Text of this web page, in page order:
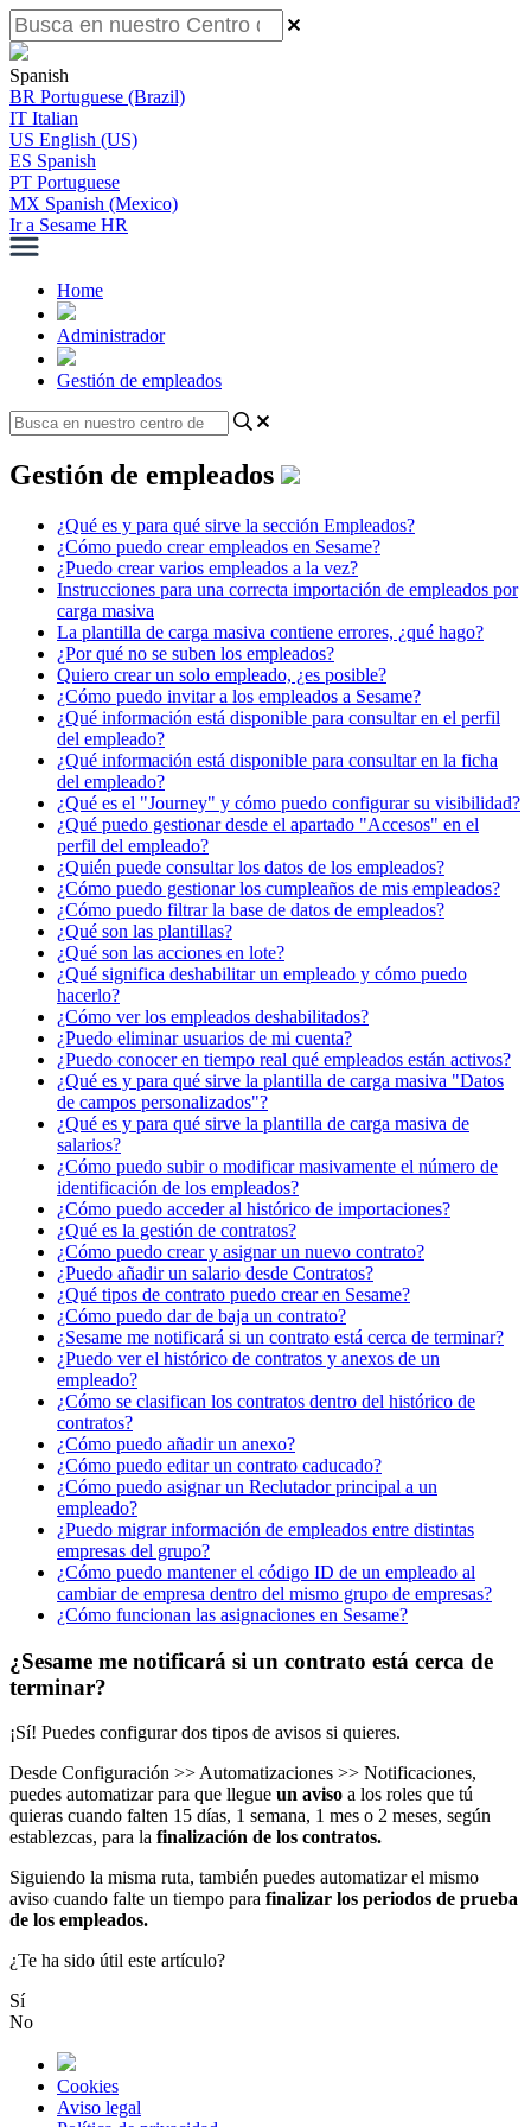
Spanish
BR Portuguese (Brazil)
IT Italian
US English (US)
ES Spanish
PT Portuguese
MX Spanish (Mexico)
Ir a Sesame HR
Home
Administrador
Gestión de empleados
Gestión de empleados
¿Qué es y para qué sirve la sección Empleados?
¿Cómo puedo crear empleados en Sesame?
¿Puedo crear varios empleados a la vez?
Instrucciones para una correcta importación de empleados por
carga masiva
La plantilla de carga masiva contiene errores, ¿qué hago?
¿Por qué no se suben los empleados?
Quiero crear un solo empleado, ¿es posible?
¿Cómo puedo invitar a los empleados a Sesame?
¿Qué información está disponible para consultar en el perfil
del empleado?
¿Qué información está disponible para consultar en la ficha
del empleado?
¿Qué es el "Journey" y cómo puedo configurar su visibilidad?
¿Qué puedo gestionar desde el apartado "Accesos" en el
perfil del empleado?
¿Quién puede consultar los datos de los empleados?
¿Cómo puedo gestionar los cumpleaños de mis empleados?
¿Cómo puedo filtrar la base de datos de empleados?
¿Qué son las plantillas?
¿Qué son las acciones en lote?
¿Qué significa deshabilitar un empleado y cómo puedo
hacerlo?
¿Cómo ver los empleados deshabilitados?
¿Puedo eliminar usuarios de mi cuenta?
¿Puedo conocer en tiempo real qué empleados están activos?
¿Qué es y para qué sirve la plantilla de carga masiva "Datos
de campos personalizados"?
¿Qué es y para qué sirve la plantilla de carga masiva de
salarios?
¿Cómo puedo subir o modificar masivamente el número de
identificación de los empleados?
¿Cómo puedo acceder al histórico de importaciones?
¿Qué es la gestión de contratos?
¿Cómo puedo crear y asignar un nuevo contrato?
¿Puedo añadir un salario desde Contratos?
¿Qué tipos de contrato puedo crear en Sesame?
¿Cómo puedo dar de baja un contrato?
¿Sesame me notificará si un contrato está cerca de terminar?
¿Puedo ver el histórico de contratos y anexos de un
empleado?
¿Cómo se clasifican los contratos dentro del histórico de
contratos?
¿Cómo puedo añadir un anexo?
¿Cómo puedo editar un contrato caducado?
¿Cómo puedo asignar un Reclutador principal a un
empleado?
¿Puedo migrar información de empleados entre distintas
empresas del grupo?
¿Cómo puedo mantener el código ID de un empleado al
cambiar de empresa dentro del mismo grupo de empresas?
¿Cómo funcionan las asignaciones en Sesame?
¿Sesame me notificará si un contrato está cerca de
terminar?
¡Sí! Puedes configurar dos tipos de avisos si quieres.
Desde Configuración >> Automatizaciones >> Notificaciones,
puedes automatizar para que llegue un aviso a los roles que tú
quieras cuando falten 15 días, 1 semana, 1 mes o 2 meses, según
establezcas, para la finalización de los contratos.
Siguiendo la misma ruta, también puedes automatizar el mismo
aviso cuando falte un tiempo para finalizar los periodos de prueba
de los empleados.
¿Te ha sido útil este artículo?
Sí
No
Cookies
Aviso legal